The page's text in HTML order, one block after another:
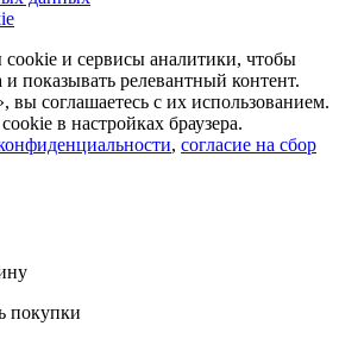
и сервисы аналитики, чтобы
и показывать релевантный контент.
соглашаетесь с их использованием.
в настройках браузера.
, согласие на сбор
покупки